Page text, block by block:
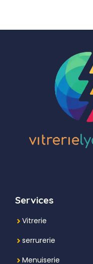
Services
Vitrerie
serrurerie
Menuiserie